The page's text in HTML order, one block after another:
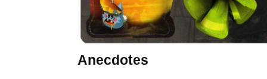
Anecdotes